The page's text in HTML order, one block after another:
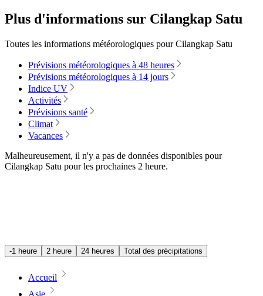
Plus d'informations sur Cilangkap Satu
Toutes les informations météorologiques pour Cilangkap Satu
Prévisions météorologiques à 48 heures
Prévisions météorologiques à 14 jours
Indice UV
Activités
Prévisions santé
Climat
Vacances
Malheureusement, il n'y a pas de données disponibles pour
Cilangkap Satu pour les prochaines 2 heure.
-1 heure 2 heure 24 heures Total des précipitations
Accueil